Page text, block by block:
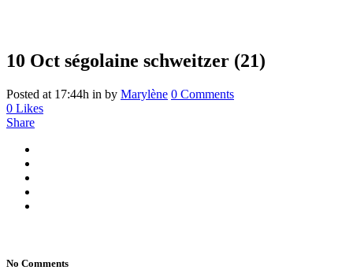
10 Oct ségolaine schweitzer (21)
Posted at 17:44h in by Marylène 0 Comments
0 Likes
Share
No Comments